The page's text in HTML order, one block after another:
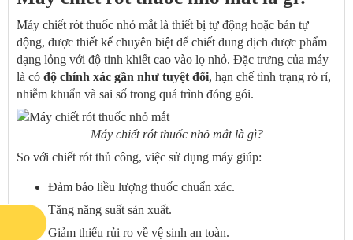
Máy chiết rót thuốc nhỏ mắt là thiết bị tự động hoặc bán tự
động, được thiết kế chuyên biệt để chiết dung dịch dược phẩm
dạng lỏng với độ tinh khiết cao vào lọ nhỏ. Đặc trưng của máy
là có độ chính xác gần như tuyệt đối, hạn chế tình trạng rò rỉ,
nhiễm khuẩn và sai số trong quá trình đóng gói.
Máy chiết rót thuốc nhỏ mắt là gì?
So với chiết rót thủ công, việc sử dụng máy giúp:
Đảm bảo liều lượng thuốc chuẩn xác.
Tăng năng suất sản xuất.
Giảm thiểu rủi ro về vệ sinh an toàn.